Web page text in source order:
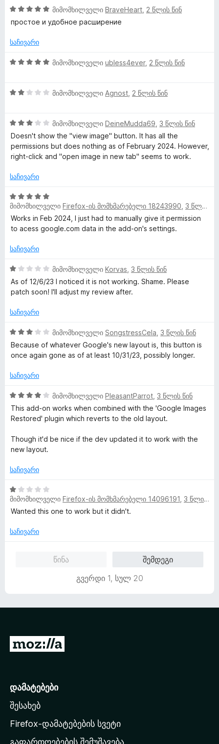
ა
ბ
ა
-
ა
5
შ
ფ
ს
ა
დ
ა
ნ
მიმომხილველი BraveHeart 2 წლის წინ
простое и удобное расширение
საჩივარი
5
ფ
ე
ბ
ა
5
დ
ნ
მიმომხილველი ubless4ever, 2 წლის წინ
2
ფ
ა
ს
ე
ა
-
დ
ა
ნ
მიმომხილველი Agnost 2 წლის წინ
3
შ
ე
ფ
ს
ბ
ა
5
-
ა
მიმომხილველი DeineMudda69 3 წლის წინ
Doesn't show the "view image" button. It has all the
permissions but does nothing as of February 2024. However,
right-click and "open image in new tab" seems to work.
საჩივარი
5
შ
ე
ფ
ს
ბ
ა
5
დ
ნ
მიმომხილველი Firefox-ის მომხმარებელი 18243990 3 წლის წინ
Works in Feb 2024, I just had to manually give it permission
to acess google.com data in the add-on's settings.
საჩივარი
1
შ
ე
ა
ე
ბ
-
ა
მიმომხილველი Korvas 3 წლის წინ
As of 12/6/23 I noticed it is not working. Shame. Please
patch soon! I'll adjust my review after.
საჩივარი
3
შ
ე
ა
ე
ბ
ა
-
ნ
მიმომხილველი SongstressCela 3 წლის წინ
Because of whatever Google's new layout is, this button is
once again gone as of at least 10/31/23, possibly longer.
საჩივარი
4
შ
ე
ა
ს
ბ
5
-
დ
ნ
მიმომხილველი PleasantParrot 3 წლის წინ
This add-on works when combined with the 'Google Images
Restored' plugin which reverts to the old layout.
Though it'd be nice if the dev updated it to work with the
new layout.
საჩივარი
1
შ
ე
ა
მიმომხილველი Firefox-ის მომხმარებელი 14096191 3 წლის წინ
Wanted this one to work but it didn't.
საჩივარი
წინა
შემდეგი
გვერდი 1, სულ 20
M
l
l
a
დამატებები
შესახებ
Firefox-დამატებების სვეტი
გაფართოებების შემუშავება